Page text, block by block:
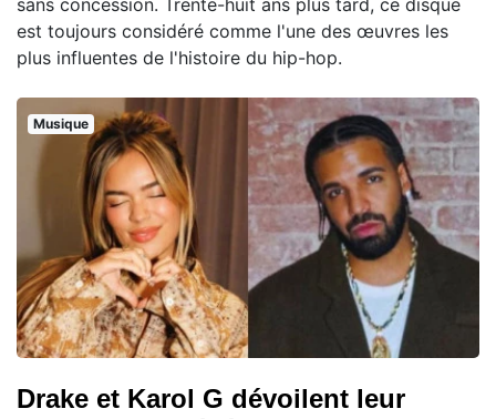
sans concession. Trente-huit ans plus tard, ce disque
est toujours considéré comme l'une des œuvres les
plus influentes de l'histoire du hip-hop.
Musique
Drake et Karol G dévoilent leur